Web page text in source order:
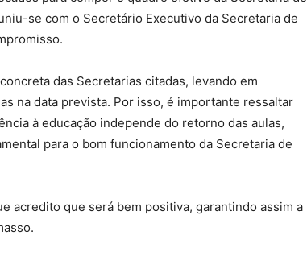
se com o Secretário Executivo da Secretaria de
das Secretarias citadas, levando em
na data prevista. Por isso, é importante ressaltar
à educação independe do retorno das aulas,
para o bom funcionamento da Secretaria de
acredito que será bem positiva, garantindo assim a